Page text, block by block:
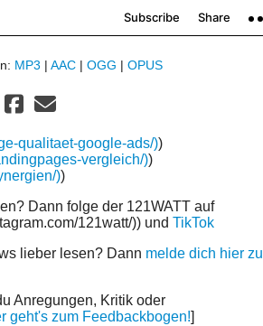
MP3 | AAC | OGG | OPUS
qualitaet-google-ads/))
vergleich/))
))
Dann folge der 121WATT auf
121watt/)) und TikTok
lieber lesen? Dann melde dich hier zu
Anregungen, Kritik oder
geht's zum Feedbackbogen!]